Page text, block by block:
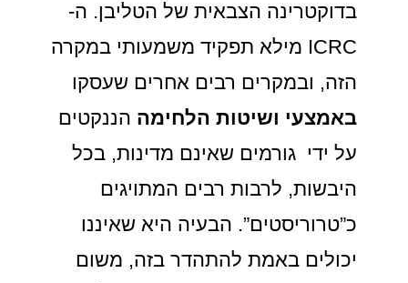
בדוקטרינה הצבאית של הטליבן. ה-
ICRC מילא תפקיד משמעותי במקרה
הזה, ובמקרים רבים אחרים שעסקו
באמצעי ושיטות הלחימה הננקטים
על ידי גורמים שאינם מדינות, בכל
היבשות, לרבות רבים המתויגים
כ”טרוריסטים”. הבעיה היא שאיננו
יכולים באמת להתהדר בזה, משום